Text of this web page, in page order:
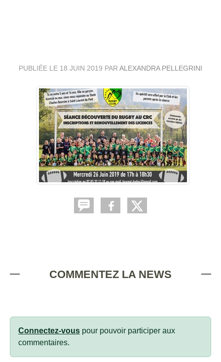
PUBLIÉE LE 18 JUIN 2019 PAR ALEXANDRA PELLEGRINI
COMMENTEZ LA NEWS
Connectez-vous pour pouvoir participer aux
commentaires.